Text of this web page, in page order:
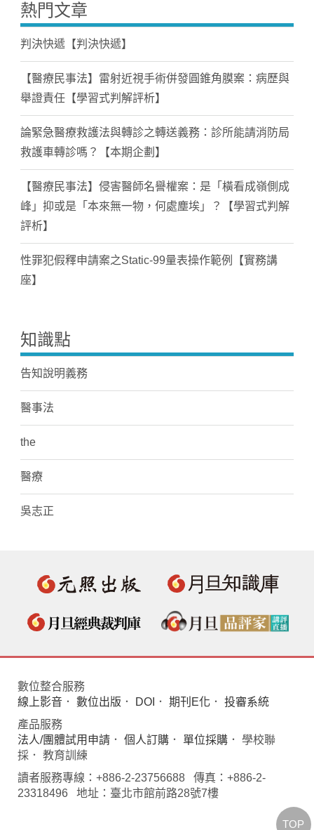
熱門文章
判決快遞【判決快遞】
【醫療民事法】雷射近視手術併發圓錐角膜案：病歷與
舉證責任【學習式判解評析】
論緊急醫療救護法與轉診之轉送義務：診所能請消防局
救護車轉診嗎？【本期企劃】
【醫療民事法】侵害醫師名譽權案：是「橫看成嶺側成
峰」抑或是「本來無一物，何處塵埃」？【學習式判解
評析】
性罪犯假釋申請案之Static-99量表操作範例【實務講
座】
知識點
告知說明義務
醫事法
the
醫療
吳志正
數位整合服務
線上影音 ． 數位出版 ． DOI ． 期刊E化 ． 投審系統
產品服務
法人/團體試用申請 ． 個人訂購 ． 單位採購 ． 學校聯
採． 教育訓練
讀者服務專線：+886-2-23756688 傳真：+886-2-
23318496 地址：臺北市館前路28號7樓
TOP